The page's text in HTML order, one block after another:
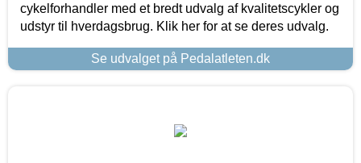
cykelforhandler med et bredt udvalg af kvalitetscykler og
udstyr til hverdagsbrug. Klik her for at se deres udvalg.
Se udvalget på Pedalatleten.dk